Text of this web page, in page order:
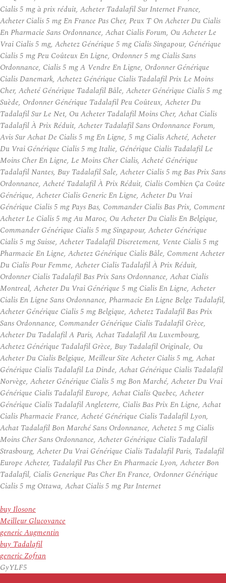
Cialis 5 mg à prix réduit, Acheter Tadalafil Sur Internet France,
Acheter Cialis 5 mg En France Pas Cher, Peux T On Acheter Du Cialis
En Pharmacie Sans Ordonnance, Achat Cialis Forum, Ou Acheter Le
Vrai Cialis 5 mg, Achetez Générique 5 mg Cialis Singapour, Générique
Cialis 5 mg Peu Coûteux En Ligne, Ordonner 5 mg Cialis Sans
Ordonnance, Cialis 5 mg A Vendre En Ligne, Ordonner Générique
Cialis Danemark, Achetez Générique Cialis Tadalafil Prix Le Moins
Cher, Acheté Générique Tadalafil Bâle, Acheter Générique Cialis 5 mg
Suède, Ordonner Générique Tadalafil Peu Coûteux, Acheter Du
Tadalafil Sur Le Net, Ou Acheter Tadalafil Moins Cher, Achat Cialis
Tadalafil À Prix Réduit, Acheter Tadalafil Sans Ordonnance Forum,
Avis Sur Achat De Cialis 5 mg En Ligne, 5 mg Cialis Acheté, Acheter
Du Vrai Générique Cialis 5 mg Italie, Générique Cialis Tadalafil Le
Moins Cher En Ligne, Le Moins Cher Cialis, Acheté Générique
Tadalafil Nantes, Buy Tadalafil Sale, Acheter Cialis 5 mg Bas Prix Sans
Ordonnance, Acheté Tadalafil À Prix Réduit, Cialis Combien Ça Coûte
Générique, Acheter Cialis Generic En Ligne, Acheter Du Vrai
Générique Cialis 5 mg Pays Bas, Commander Cialis Bas Prix, Comment
Acheter Le Cialis 5 mg Au Maroc, Ou Acheter Du Cialis En Belgique,
Commander Générique Cialis 5 mg Singapour, Acheter Générique
Cialis 5 mg Suisse, Acheter Tadalafil Discretement, Vente Cialis 5 mg
Pharmacie En Ligne, Achetez Générique Cialis Bâle, Comment Acheter
Du Cialis Pour Femme, Acheter Cialis Tadalafil À Prix Réduit,
Ordonner Cialis Tadalafil Bas Prix Sans Ordonnance, Achat Cialis
Montreal, Acheter Du Vrai Générique 5 mg Cialis En Ligne, Acheter
Cialis En Ligne Sans Ordonnance, Pharmacie En Ligne Belge Tadalafil,
Acheter Générique Cialis 5 mg Belgique, Achetez Tadalafil Bas Prix
Sans Ordonnance, Commander Générique Cialis Tadalafil Grèce,
Acheter Du Tadalafil A Paris, Achat Tadalafil Au Luxembourg,
Achetez Générique Tadalafil Grèce, Buy Tadalafil Originale, Ou
Acheter Du Cialis Belgique, Meilleur Site Acheter Cialis 5 mg, Achat
Générique Cialis Tadalafil La Dinde, Achat Générique Cialis Tadalafil
Norvège, Acheter Générique Cialis 5 mg Bon Marché, Acheter Du Vrai
Générique Cialis Tadalafil Europe, Achat Cialis Quebec, Acheter
Générique Cialis Tadalafil Angleterre, Cialis Bas Prix En Ligne, Achat
Cialis Pharmacie France, Acheté Générique Cialis Tadalafil Lyon,
Achat Tadalafil Bon Marché Sans Ordonnance, Achetez 5 mg Cialis
Moins Cher Sans Ordonnance, Acheter Générique Cialis Tadalafil
Strasbourg, Acheter Du Vrai Générique Cialis Tadalafil Paris, Tadalafil
Europe Acheter, Tadalafil Pas Cher En Pharmacie Lyon, Acheter Bon
Tadalafil, Cialis Generique Pas Cher En France, Ordonner Générique
Cialis 5 mg Ottawa, Achat Cialis 5 mg Par Internet
buy Ilosone
Meilleur Glucovance
generic Augmentin
buy Tadalafil
generic Zofran
GyYLF5